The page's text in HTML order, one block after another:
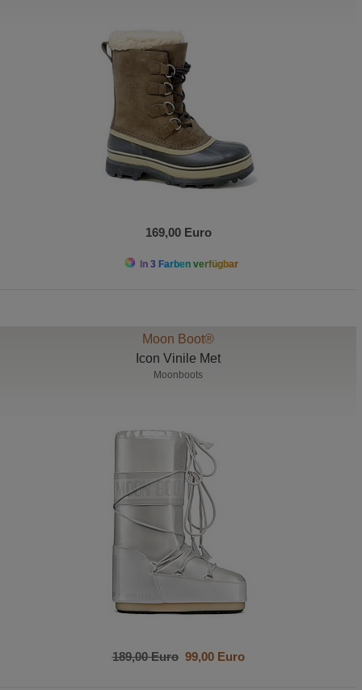
169,00 Euro
In 3 Farben verfügbar
Moon Boot®
Icon Vinile Met
Moonboots
189,00 Euro99,00 Euro